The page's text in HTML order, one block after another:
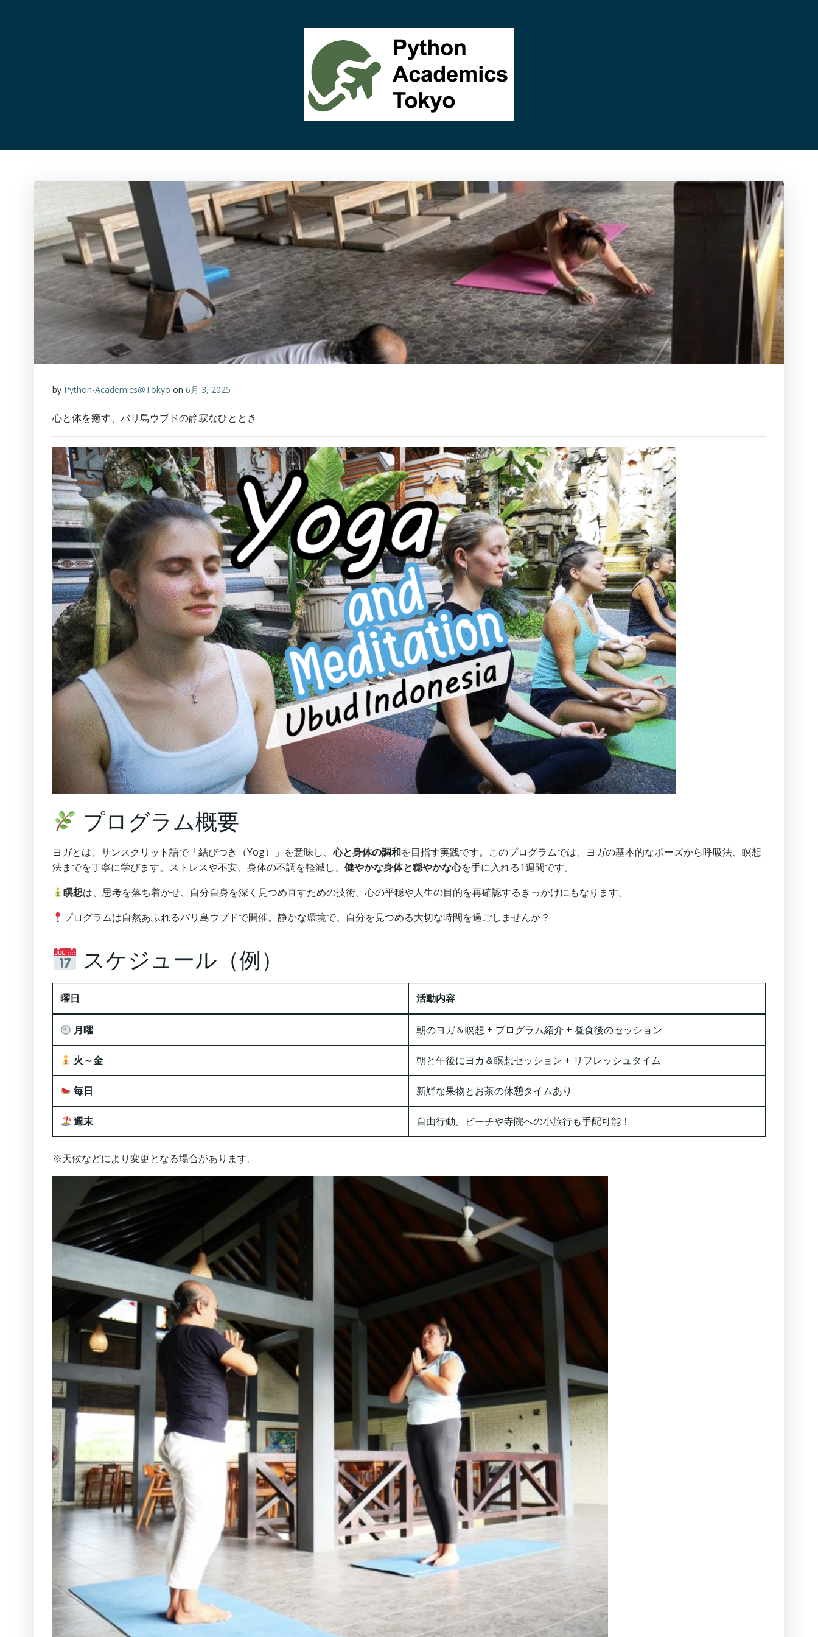
by Python-Academics@Tokyo on 6月 3, 2025
心と体を癒す、バリ島ウブドの静寂なひととき
プログラム概要
ヨガとは、サンスクリット語で「結びつき（Yog）」を意味し、心と身体の調和を目指す実践です。このプログラムでは、ヨガの基本的なポーズから呼吸法、瞑想
法までを丁寧に学びます。ストレスや不安、身体の不調を軽減し、 健やかな身体と穏やかな心を手に入れる1週間です。
瞑想は、思考を落ち着かせ、自分自身を深く見つめ直すための技術。心の平穏や人生の目的を再確認するきっかけにもなります。
プログラムは自然あふれるバリ島ウブドで開催。静かな環境で、自分を見つめる大切な時間を過ごしませんか？
スケジュール（例）
曜日 活動内容
月曜 朝のヨガ＆瞑想 + プログラム紹介 + 昼食後のセッション
火～金 朝と午後にヨガ＆瞑想セッション + リフレッシュタイム
毎日 新鮮な果物とお茶の休憩タイムあり
週末 自由行動。ビーチや寺院への小旅行も手配可能！
※天候などにより変更となる場合があります。